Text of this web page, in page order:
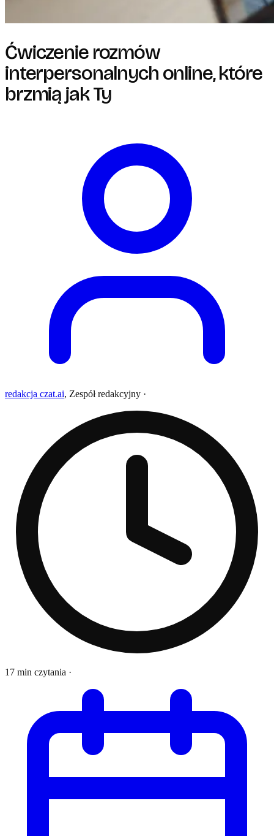
Ćwiczenie rozmów
interpersonalnych online, które
brzmią jak Ty
redakcja czat.ai, Zespół redakcyjny ·
17 min czytania ·